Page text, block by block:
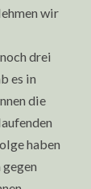
wir
drei
es in
die
haben